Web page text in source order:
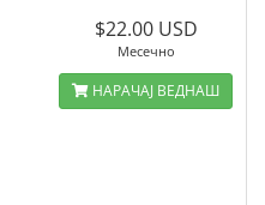
$22.00 USD
Месечно
НАРАЧАЈ ВЕДНАШ